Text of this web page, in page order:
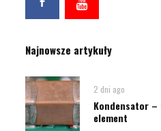
Najnowsze artykuły
2 dni ago
Kondensator
element